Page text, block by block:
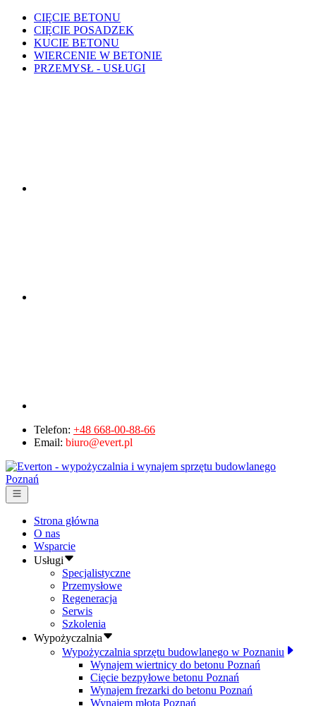
CIĘCIE BETONU
CIĘCIE POSADZEK
KUCIE BETONU
WIERCENIE W BETONIE
PRZEMYSŁ - USŁUGI
Telefon: +48 668-00-88-66
Email: biuro@evert.pl
Strona główna
O nas
Wsparcie
Usługi
Specjalistyczne
Przemysłowe
Regeneracja
Serwis
Szkolenia
Wypożyczalnia
Wypożyczalnia sprzętu budowlanego w Poznaniu
Wynajem wiertnicy do betonu Poznań
Cięcie bezpyłowe betonu Poznań
Wynajem frezarki do betonu Poznań
Wynajem młota Poznań